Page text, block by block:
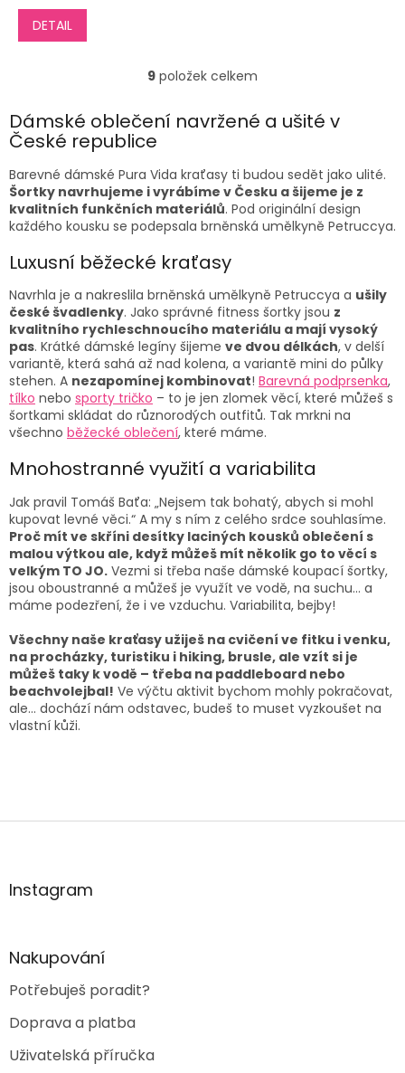
DETAIL
O
l
á
a
c
í
p
r
v
k
y
v
ý
p
i
s
u
9 položek celkem
Dámské oblečení navržené a ušité v
České republice
Barevné dámské Pura Vida kraťasy ti budou sedět jako ulité.
Šortky navrhujeme i vyrábíme v Česku a šijeme je z
kvalitních funkčních materiálů. Pod originální design
každého kousku se podepsala brněnská umělkyně Petruccya.
Luxusní běžecké kraťasy
Navrhla je a nakreslila brněnská umělkyně Petruccya a ušily
české švadlenky. Jako správné fitness šortky jsou z
kvalitního rychleschnoucího materiálu a mají vysoký
pas. Krátké dámské legíny šijeme ve dvou délkách, v delší
variantě, která sahá až nad kolena, a variantě mini do půlky
stehen. A nezapomínej kombinovat! Barevná podprsenka,
tílko nebo sporty tričko – to je jen zlomek věcí, které můžeš s
šortkami skládat do různorodých outfitů. Tak mrkni na
všechno běžecké oblečení, které máme.
Mnohostranné využití a variabilita
Jak pravil Tomáš Baťa: „Nejsem tak bohatý, abych si mohl
kupovat levné věci.“ A my s ním z celého srdce souhlasíme.
Proč mít ve skříni desítky laciných kousků oblečení s
malou výtkou ale, když můžeš mít několik go to věcí s
velkým TO JO. Vezmi si třeba naše dámské koupací šortky,
jsou oboustranné a můžeš je využít ve vodě, na suchu... a
máme podezření, že i ve vzduchu. Variabilita, bejby!
Všechny naše kraťasy užiješ na cvičení ve fitku i venku,
na procházky, turistiku i hiking, brusle, ale vzít si je
můžeš taky k vodě – třeba na paddleboard nebo
beachvolejbal! Ve výčtu aktivit bychom mohly pokračovat,
ale… dochází nám odstavec, budeš to muset vyzkoušet na
vlastní kůži.
Z
aInstagram
Nakupování
Potřebuješ poradit?
Doprava a platba
Uživatelská příručka